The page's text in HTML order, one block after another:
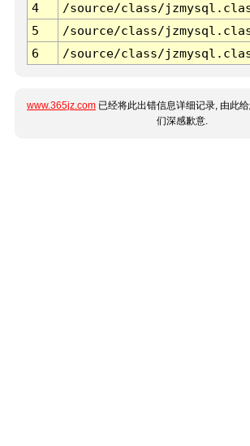
4
/source/class/
5
/source/class/
6
/source/class/
www.365jz.com 已经将此出错信息详细记录, 由此
们深感歉意.